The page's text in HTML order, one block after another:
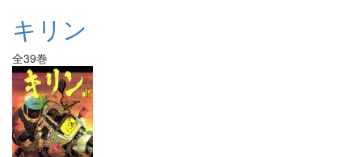
キリン
全39巻